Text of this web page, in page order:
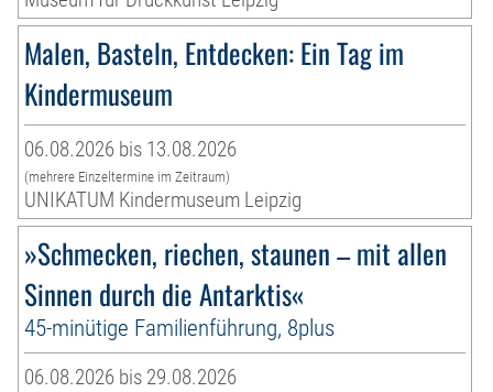
Malen, Basteln, Entdecken: Ein Tag im
Kindermuseum
06.08.2026 bis 13.08.2026
(mehrere Einzeltermine im Zeitraum)
UNIKATUM Kindermuseum Leipzig
»Schmecken, riechen, staunen – mit allen
Sinnen durch die Antarktis«
45-minütige Familienführung, 8plus
06.08.2026 bis 29.08.2026